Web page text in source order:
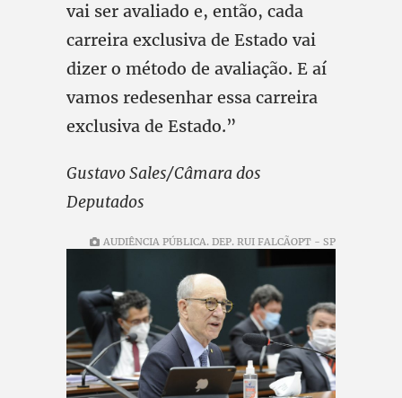
vai ser avaliado e, então, cada
carreira exclusiva de Estado vai
dizer o método de avaliação. E aí
vamos redesenhar essa carreira
exclusiva de Estado.”
Gustavo Sales/Câmara dos
Deputados
AUDIÊNCIA PÚBLICA. DEP. RUI FALCÃOPT - SP